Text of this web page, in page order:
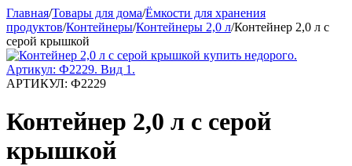
Главная/Товары для дома/Ёмкости для хранения
продуктов/Контейнеры/Контейнеры 2,0 л/Контейнер 2,0 л с
серой крышкой
АРТИКУЛ: Ф2229
Контейнер 2,0 л с серой
крышкой